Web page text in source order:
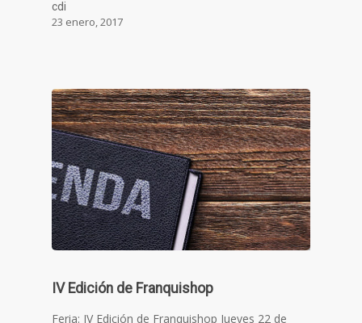
cdi
23 enero, 2017
IV Edición de Franquishop
Feria: IV Edición de Franquishop Jueves 22 de